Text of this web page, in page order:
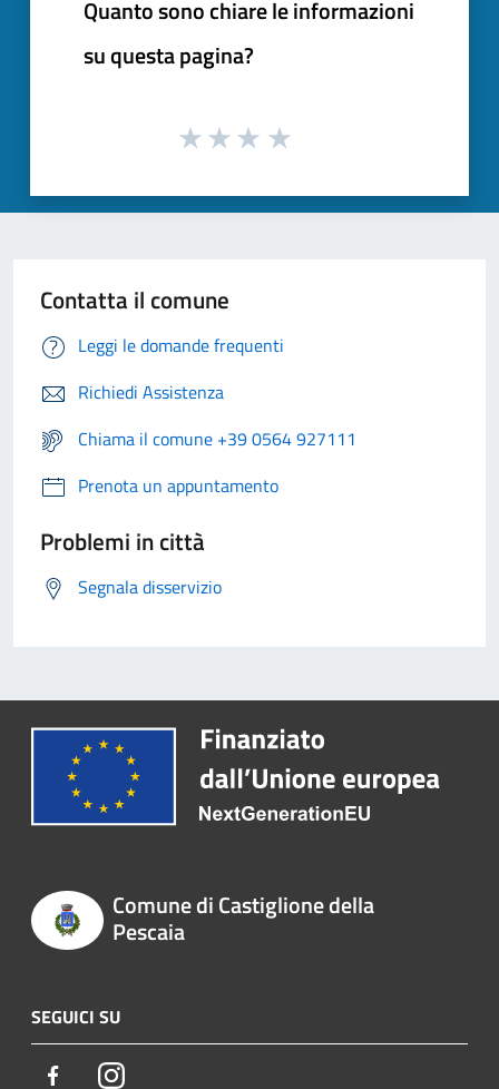
Quanto sono chiare le informazioni
su questa pagina?
Contatta il comune
Leggi le domande frequenti
Richiedi Assistenza
Chiama il comune +39 0564 927111
Prenota un appuntamento
Problemi in città
Segnala disservizio
Comune di Castiglione della
Pescaia
SEGUICI SU
FacebookInstagram